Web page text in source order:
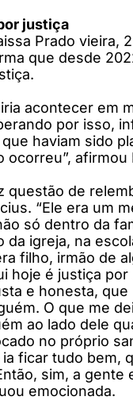
justiça
Prado vieira,
que desde
acontecer em
por isso,
haviam sido
ocorreu”, afirmou
questão de
“Ele era um
só dentro da
da igreja, na
filho, irmão de
hoje é justiça por
e honesta, que
O que me
ao lado dele
no próprio
ficar tudo bem,
sim, a gente
emocionada.